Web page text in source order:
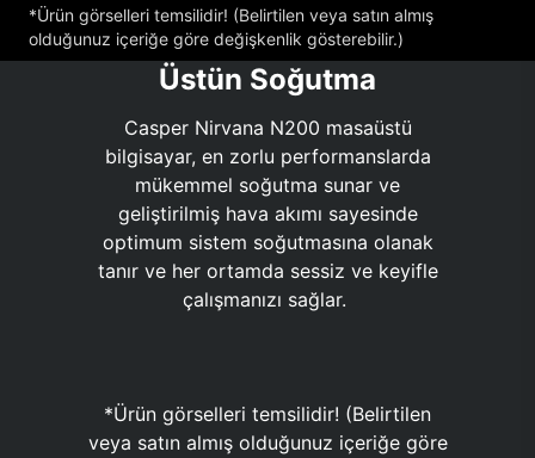
*Ürün görselleri temsilidir! (Belirtilen veya satın almış
olduğunuz içeriğe göre değişkenlik gösterebilir.)
Üstün Soğutma
Casper Nirvana N200 masaüstü
bilgisayar, en zorlu performanslarda
mükemmel soğutma sunar ve
geliştirilmiş hava akımı sayesinde
optimum sistem soğutmasına olanak
tanır ve her ortamda sessiz ve keyifle
çalışmanızı sağlar.
*Ürün görselleri temsilidir! (Belirtilen
veya satın almış olduğunuz içeriğe göre